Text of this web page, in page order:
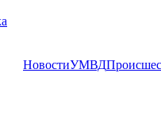
НовостиУМВД